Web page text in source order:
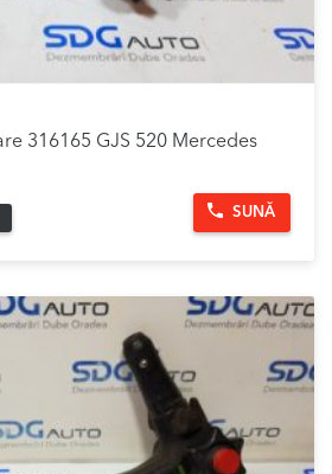
316165 GJS 520 Mercedes
SUNĂ